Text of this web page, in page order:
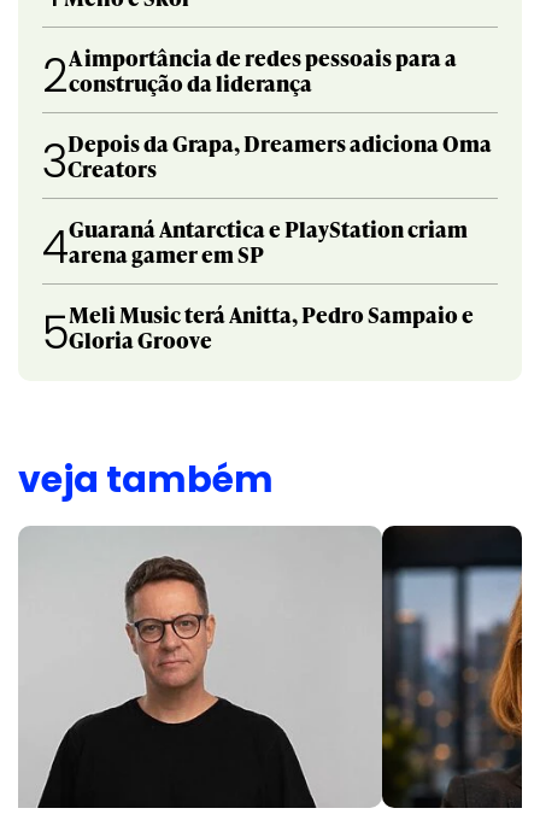
2A importância de redes pessoais para a
construção da liderança
3Depois da Grapa, Dreamers adiciona Oma
Creators
4Guaraná Antarctica e PlayStation criam
arena gamer em SP
5Meli Music terá Anitta, Pedro Sampaio e
Gloria Groove
veja também